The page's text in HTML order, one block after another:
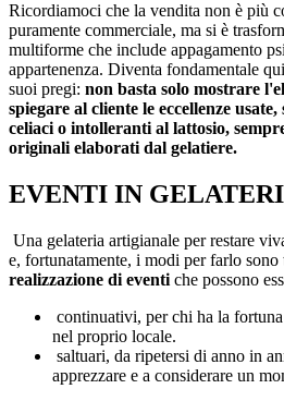
Ricordiamoci che la vendita non è più
puramente commerciale, ma si è
multiforme che include appagamento
appartenenza. Diventa fondamentale
suoi pregi: non basta solo mostrare
spiegare al cliente le eccellenze
celiaci o intolleranti al lattosio,
originali elaborati dal gelatiere.
EVENTI IN
Una gelateria artigianale per restare
e, fortunatamente, i modi per farlo
realizzazione di eventi che possono
continuativi, per chi ha la
nel proprio locale.
saltuari, da ripetersi di anno in
apprezzare e a considerare un